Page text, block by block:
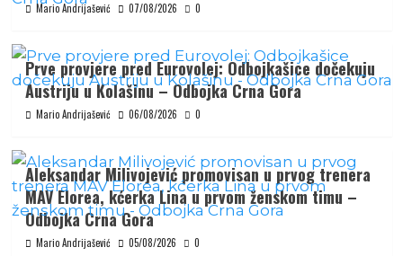
Mario Andrijašević 07/08/2026 0
Prve provjere pred Eurovolej: Odbojkašice dočekuju
Austriju u Kolašinu – Odbojka Crna Gora
Mario Andrijašević 06/08/2026 0
Aleksandar Milivojević promovisan u prvog trenera
MAV Elorea, kćerka Lina u prvom ženskom timu –
Odbojka Crna Gora
Mario Andrijašević 05/08/2026 0